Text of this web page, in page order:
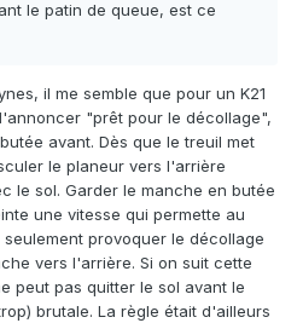
le patin de queue, est ce
il me semble que pour un K21
"prêt pour le décollage",
avant. Dès que le treuil met
le planeur vers l'arrière
le sol. Garder le manche en butée
une vitesse qui permette au
provoquer le décollage
vers l'arrière. Si on suit cette
peut pas quitter le sol avant le
brutale. La règle était d'ailleurs